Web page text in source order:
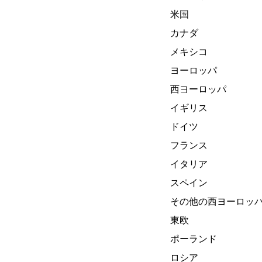
米国
カナダ
メキシコ
ヨーロッパ
西ヨーロッパ
イギリス
ドイツ
フランス
イタリア
スペイン
その他の西ヨーロッ
東欧
ポーランド
ロシア